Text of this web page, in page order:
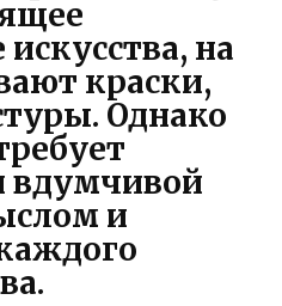
на
краски,
Однако
вдумчивой
и